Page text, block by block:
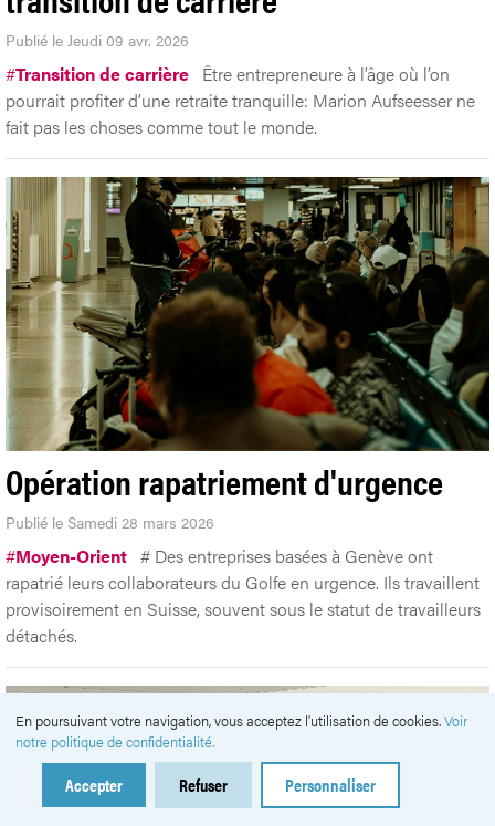
Publié le Jeudi 09 avr. 2026
#Transition de carrière Être entrepreneure à l’âge où l’on
pourrait profiter d’une retraite tranquille: Marion Aufseesser ne
fait pas les choses comme tout le monde.
Opération rapatriement d'urgence
Publié le Samedi 28 mars 2026
#Moyen-Orient # Des entreprises basées à Genève ont
rapatrié leurs collaborateurs du Golfe en urgence. Ils travaillent
provisoirement en Suisse, souvent sous le statut de travailleurs
détachés.
En poursuivant votre navigation, vous acceptez l'utilisation de cookies.Voir
notre politique de confidentialité.
Accepter Refuser Personnaliser